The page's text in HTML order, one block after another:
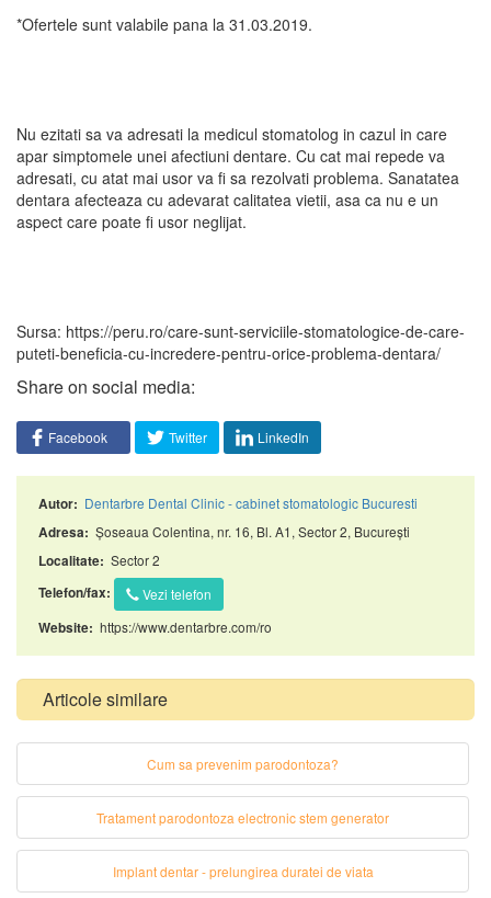
*Ofertele sunt valabile pana la 31.03.2019.
Nu ezitati sa va adresati la medicul stomatolog in cazul in care
apar simptomele unei afectiuni dentare. Cu cat mai repede va
adresati, cu atat mai usor va fi sa rezolvati problema. Sanatatea
dentara afecteaza cu adevarat calitatea vietii, asa ca nu e un
aspect care poate fi usor neglijat.
Sursa: https://peru.ro/care-sunt-serviciile-stomatologice-de-care-
puteti-beneficia-cu-incredere-pentru-orice-problema-dentara/
Share on social media:
Facebook Twitter LinkedIn
Autor: Dentarbre Dental Clinic - cabinet stomatologic Bucuresti
Adresa: Șoseaua Colentina, nr. 16, Bl. A1, Sector 2, București
Localitate: Sector 2
Telefon/fax:
Vezi telefon
Website: https://www.dentarbre.com/ro
Articole similare
Cum sa prevenim parodontoza?
Tratament parodontoza electronic stem generator
Implant dentar - prelungirea duratei de viata